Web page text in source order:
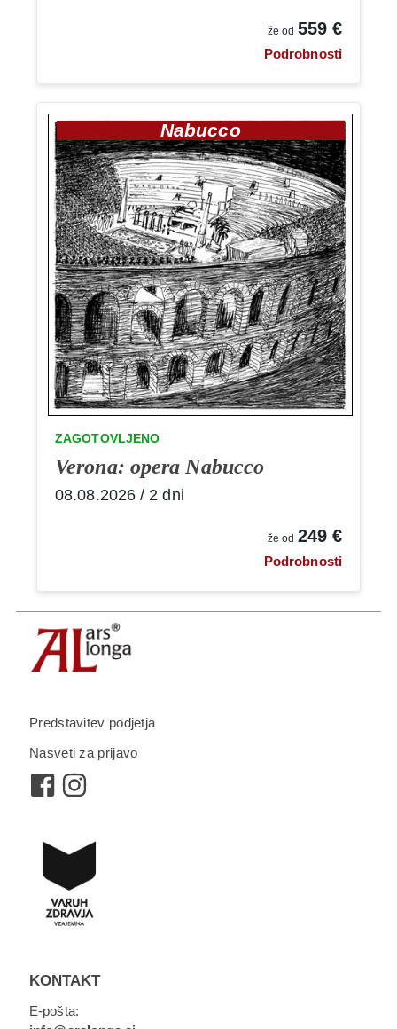
že od 559 €
Podrobnosti
Nabucco
ZAGOTOVLJENO
Verona: opera Nabucco
08.08.2026 / 2 dni
že od 249 €
Podrobnosti
Predstavitev podjetja
Nasveti za prijavo
KONTAKT
E-pošta: